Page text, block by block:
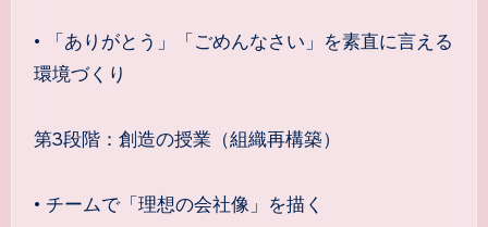
• 「ありがとう」「ごめんなさい」を素直に言える
環境づくり
第3段階：創造の授業（組織再構築）
• チームで「理想の会社像」を描く